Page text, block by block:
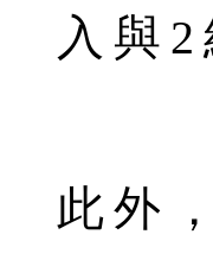
入與
此外